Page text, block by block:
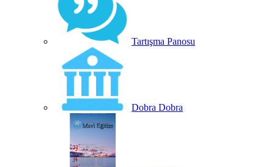
Tartışma Panosu
Dobra Dobra